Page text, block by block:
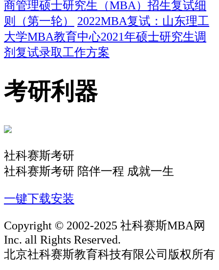
商管理硕士研究生（MBA）招生复试细
则（第一轮）
2022MBA复试：山东理工
大学MBA教育中心2021年硕士研究生调
剂复试录取工作方案
考研利器
社科赛斯考研
社科赛斯考研 陪伴一程 成就一生
一键下载安装
Copyright © 2002-2025 社科赛斯MBA网
Inc. all Rights Reserved.
北京社科赛斯教育科技有限公司版权所有